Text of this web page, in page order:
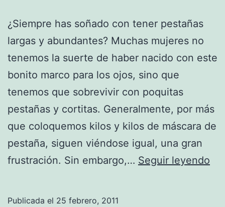
¿Siempre has soñado con tener pestañas
largas y abundantes? Muchas mujeres no
tenemos la suerte de haber nacido con este
bonito marco para los ojos, sino que
tenemos que sobrevivir con poquitas
pestañas y cortitas. Generalmente, por más
que coloquemos kilos y kilos de máscara de
pestaña, siguen viéndose igual, una gran
frustración. Sin embargo,… Seguir leyendo
Publicada el 25 febrero, 2011